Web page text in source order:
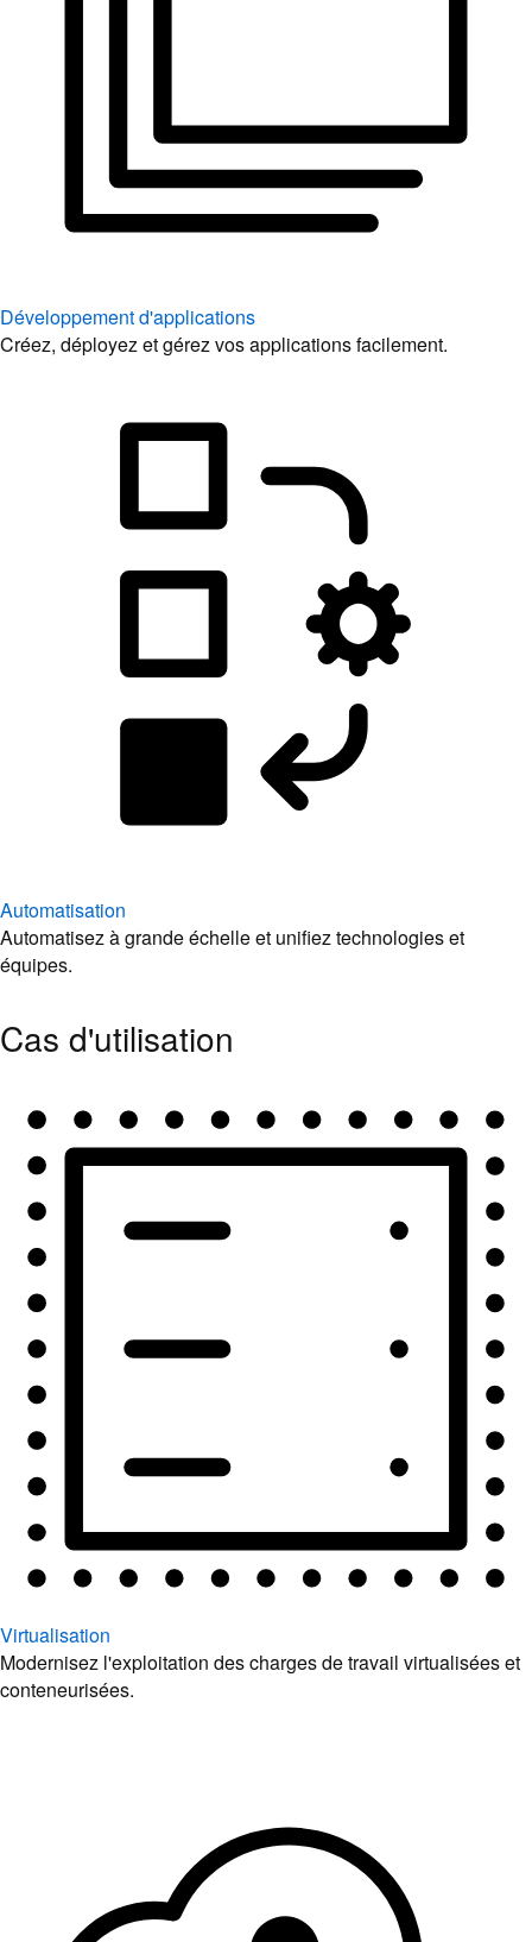
Développement d'applications
Créez, déployez et gérez vos applications facilement.
Automatisation
Automatisez à grande échelle et unifiez technologies et
équipes.
Cas d'utilisation
Virtualisation
Modernisez l'exploitation des charges de travail virtualisées et
conteneurisées.